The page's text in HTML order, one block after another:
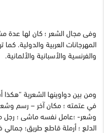
وفى مجال الشعر ؛ كان لها عدة
المهرجانات العربية والدولية.
والفرنسية والأسبانية والألمانية.
ومن بين دواوينها الشعرية “هكذا
في عتمته ؛ مكان آخر – رسم
وشعر- ؛عامل نفسه ماشى ؛ رجل
الدلع ؛ أرملة قاطع طريق؛ جمالي